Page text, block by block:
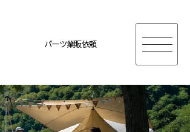
パーツ業販依頼